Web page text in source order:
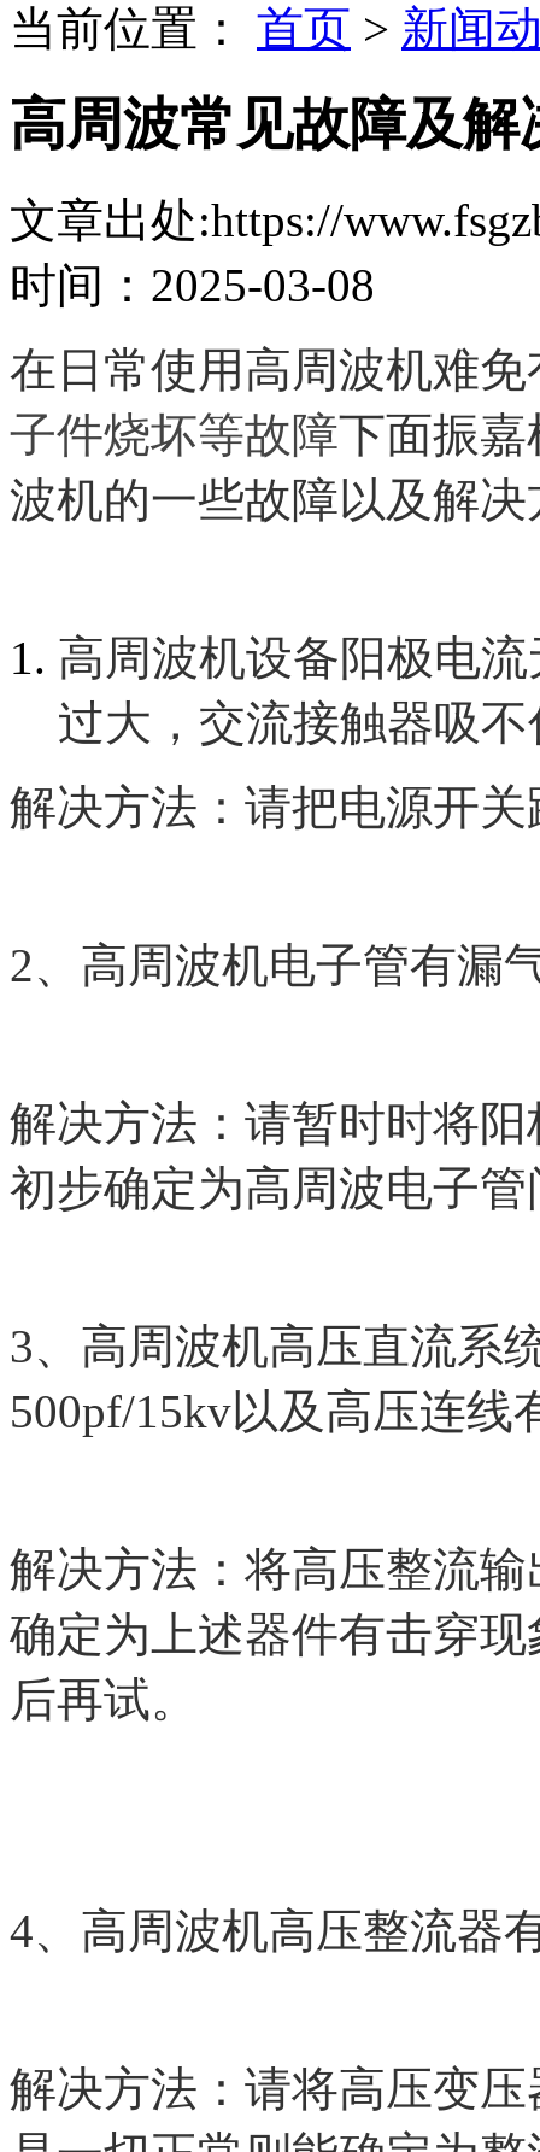
当前位置：
首页 > 新闻
高周波常见故障及解
文章出处:https://
时间：2025-03-08
在日常使用高周波机难免
子件烧坏等故障下面振嘉
波机的一些故障以及解决
高周波机设备阳极电
过大，交流接触器吸
解决方法：请把电源开关
2、高周波机电子管有漏
解决方法：请暂时时将
初步确定为高周波电子
3、高周波机高压直流系
500pf/15kv以及高压连线
解决方法：将高压整流
确定为上述器件有击穿
后再试。
4、高周波机高压整流器
解决方法：请将高压变